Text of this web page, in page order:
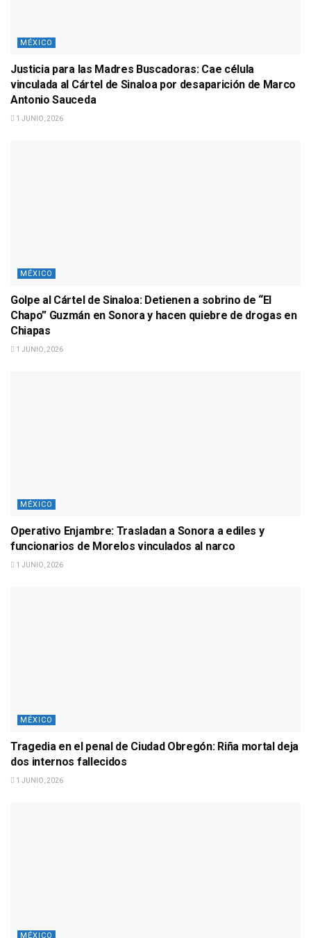
MÉXICO
Justicia para las Madres Buscadoras: Cae célula
vinculada al Cártel de Sinaloa por desaparición de Marco
Antonio Sauceda
1 JUNIO, 2026
MÉXICO
Golpe al Cártel de Sinaloa: Detienen a sobrino de “El
Chapo” Guzmán en Sonora y hacen quiebre de drogas en
Chiapas
1 JUNIO, 2026
MÉXICO
Operativo Enjambre: Trasladan a Sonora a ediles y
funcionarios de Morelos vinculados al narco
1 JUNIO, 2026
MÉXICO
Tragedia en el penal de Ciudad Obregón: Riña mortal deja
dos internos fallecidos
1 JUNIO, 2026
MÉXICO